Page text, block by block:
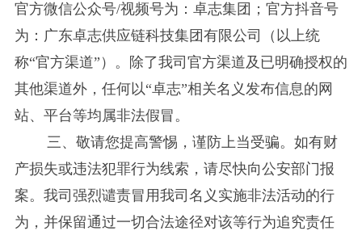
官方微信公众号/视频号为：卓志集团；官方抖音号
为：广东卓志供应链科技集团有限公司（以上统
称“官方渠道”）。除了我司官方渠道及已明确授权的
其他渠道外，任何以“卓志”相关名义发布信息的网
站、平台等均属非法假冒。
三、敬请您提高警惕，谨防上当受骗。如有财
产损失或违法犯罪行为线索，请尽快向公安部门报
案。我司强烈谴责冒用我司名义实施非法活动的行
为，并保留通过一切合法途径对该等行为追究责任